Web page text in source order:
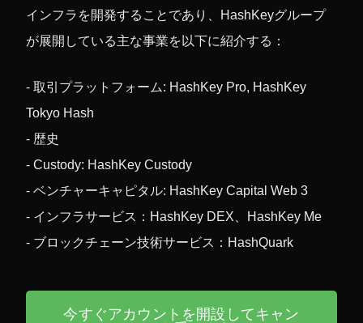
インフラを開発することであり、HashKeyグループ
が展開している主な事業を以下に紹介する：
-取引プラットフォーム: HashKey Pro, HashKey
Tokyo Hash
- 歴史
- Custody: HashKey Custody
- ベンチャーキャピタル: HashKey Capital Web 3
- インフラサービス：HashKey DEX、HashKey Me
- ブロックチェーン技術サービス：HashQuark
今すぐアカウントを開設してキャン